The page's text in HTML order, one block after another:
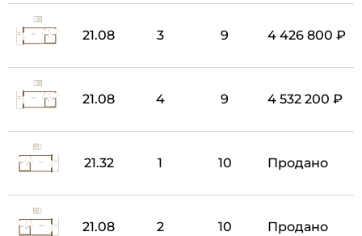
21.08 3 9 4 426 800 ₽
21.08 4 9 4 532 200 ₽
21.32 1 10 Продано
21.08 2 10 Продано